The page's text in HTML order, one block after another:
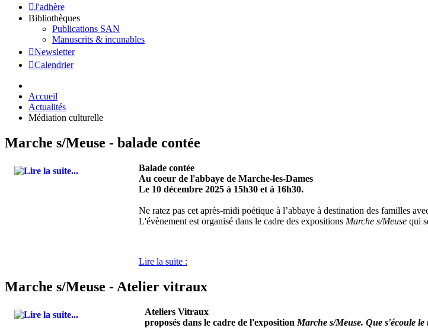
J'adhère
Bibliothèques
Publications SAN
Manuscrits & incunables
Newsletter
Calendrier
Accueil
Actualités
Médiation culturelle
Marche s/Meuse - balade contée
Balade contée
Au coeur de l'abbaye de Marche-les-Dames
Le 10 décembre 2025 à 15h30 et à 16h30.
Ne ratez pas cet après-midi poétique à l’abbaye à destination des familles
L'évènement est organisé dans le cadre des expositions Marche s/Meuse qui
Lire la suite :
Marche s/Meuse - Atelier vitraux
Ateliers Vitraux
proposés dans le cadre de l'exposition Marche s/Meuse. Que s'écoule le